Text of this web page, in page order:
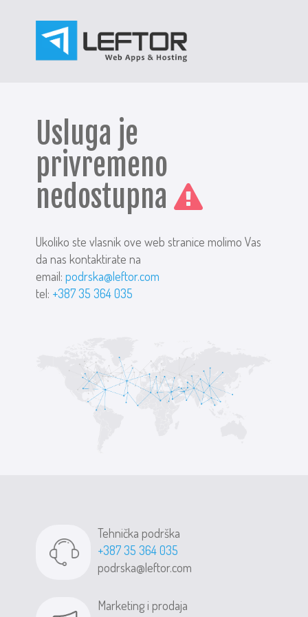
Usluga je
privremeno
nedostupna
Ukoliko ste vlasnik ove web stranice molimo Vas
da nas kontaktirate na
email:podrska@leftor.com
tel: +387 35 364 035
Tehnička podrška
+387 35 364 035
podrska@leftor.com
Marketing i prodaja